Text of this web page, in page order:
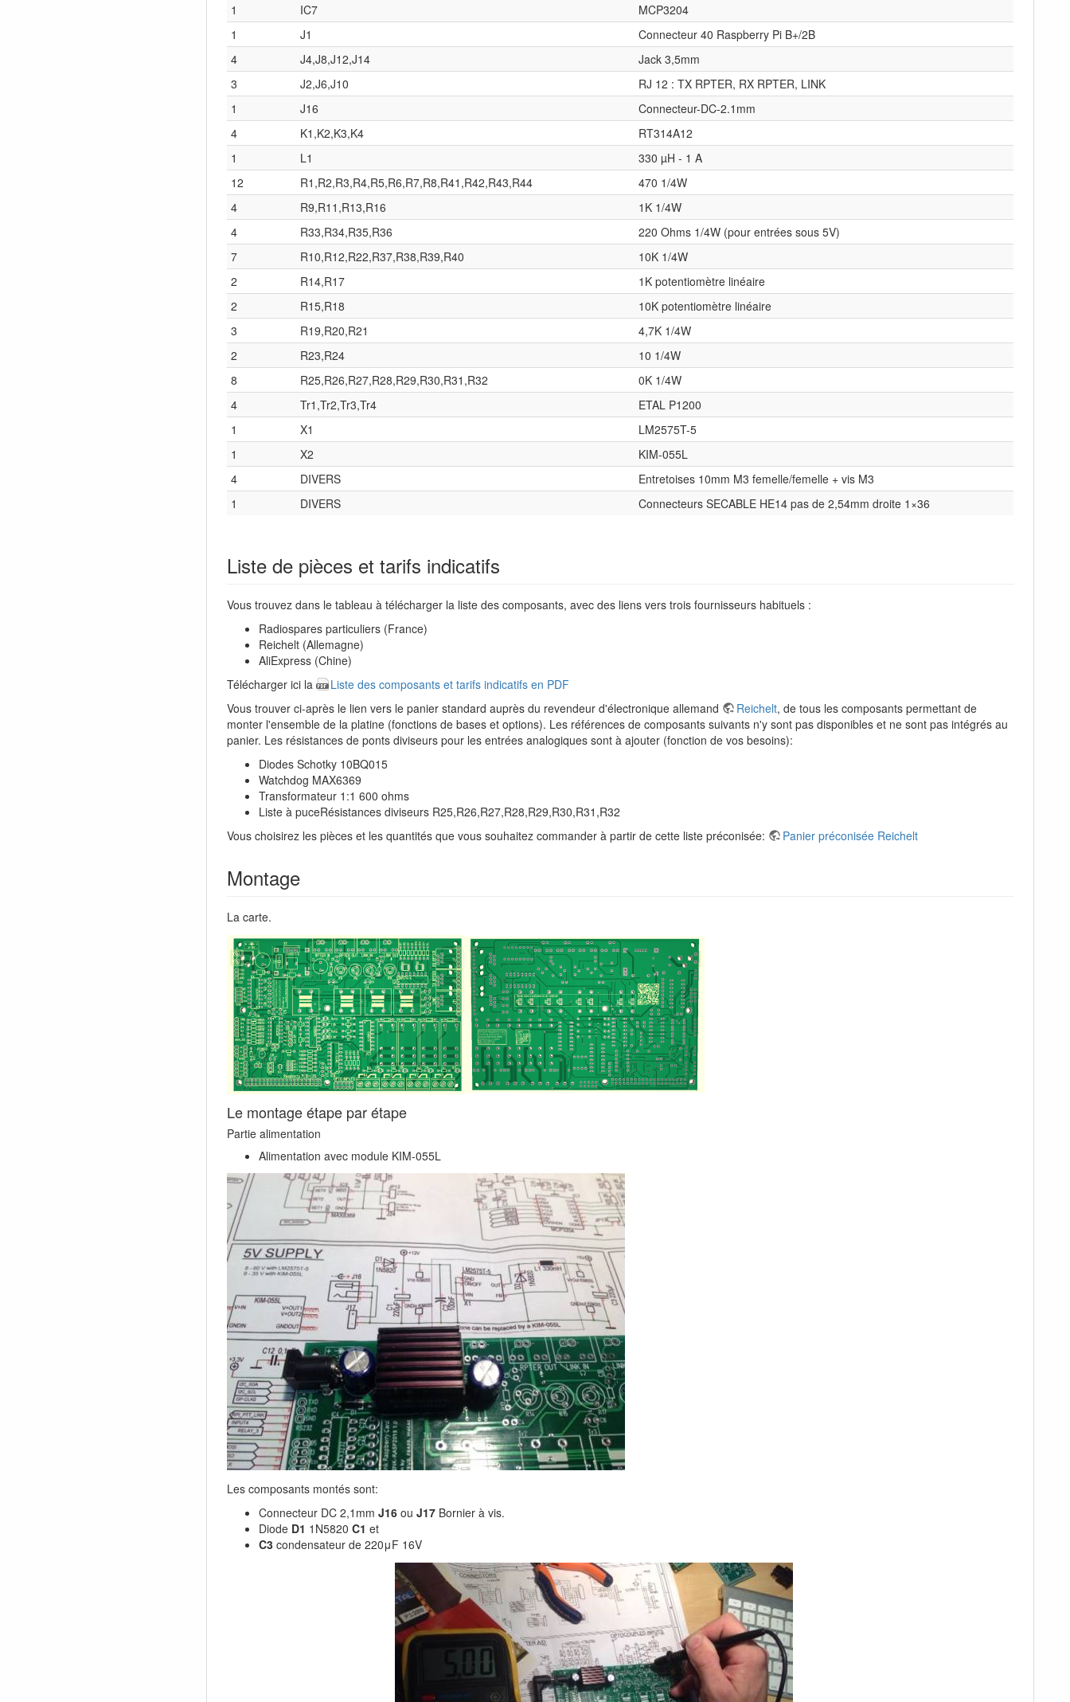
1
IC7
MCP3204
1
J1
Connecteur 40 Raspberry Pi B+/2B
4
J4,J8,J12,J14
Jack 3,5mm
3
J2,J6,J10
RJ 12 : TX RPTER, RX RPTER, LINK
1
J16
Connecteur-DC-2.1mm
4
K1,K2,K3,K4
RT314A12
1
L1
330 µH - 1 A
12
R1,R2,R3,R4,R5,R6,R7,R8,R41,R42,R43,R44
470 1/4W
4
R9,R11,R13,R16
1K 1/4W
4
R33,R34,R35,R36
220 Ohms 1/4W (pour entrées sous 5V)
7
R10,R12,R22,R37,R38,R39,R40
10K 1/4W
2
R14,R17
1K potentiomètre linéaire
2
R15,R18
10K potentiomètre linéaire
3
R19,R20,R21
4,7K 1/4W
2
R23,R24
10 1/4W
8
R25,R26,R27,R28,R29,R30,R31,R32
0K 1/4W
4
Tr1,Tr2,Tr3,Tr4
ETAL P1200
1
X1
LM2575T-5
1
X2
KIM-055L
4
DIVERS
Entretoises 10mm M3 femelle/femelle + vis M3
1
DIVERS Connecteurs SECABLE HE14 pas de 2,54mm droite 1×36
Liste de pièces et tarifs indicatifs
Vous trouvez dans le tableau à télécharger la liste des composants, avec des liens vers trois fournisseurs habituels :
Radiospares particuliers (France)
Reichelt (Allemagne)
AliExpress (Chine)
Télécharger ici la
Liste des composants et tarifs indicatifs en PDF
Vous trouver ci-après le lien vers le panier standard auprès du revendeur d'électronique allemand
Reichelt, de tous les composants permettant de
monter l'ensemble de la platine (fonctions de bases et options). Les références de composants suivants n'y sont pas disponibles et ne sont pas intégrés au
panier. Les résistances de ponts diviseurs pour les entrées analogiques sont à ajouter (fonction de vos besoins):
Diodes Schotky 10BQ015
Watchdog MAX6369
Transformateur 1:1 600 ohms
Liste à puceRésistances diviseurs R25,R26,R27,R28,R29,R30,R31,R32
Vous choisirez les pièces et les quantités que vous souhaitez commander à partir de cette liste préconisée:
Panier préconisée Reichelt
Montage
La carte.
Le montage étape par étape
Partie alimentation
Alimentation avec module KIM-055L
Les composants montés sont:
Connecteur DC 2,1mm J16 ou J17 Bornier à vis.
Diode D1 1N5820 C1 et
C3 condensateur de 220μF 16V